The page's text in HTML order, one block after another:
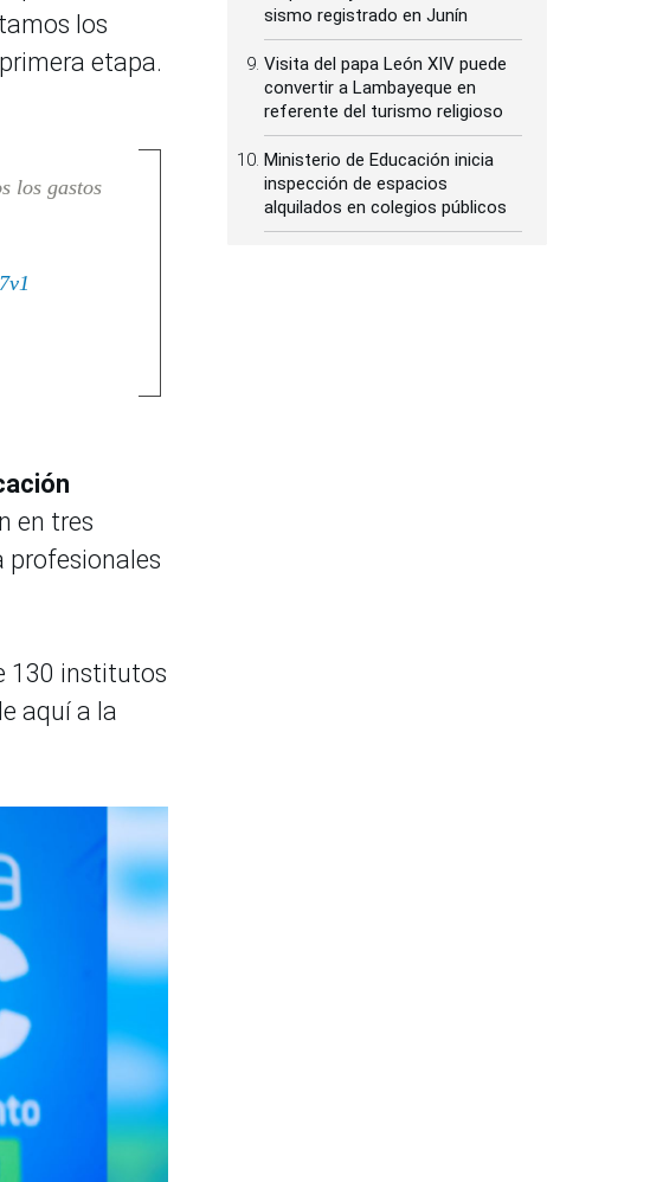
los
etapa.
los gastos
en tres
profesionales
130 institutos
aquí a la
sismo registrado en Junín
Visita del papa León XIV puede
convertir a Lambayeque en
referente del turismo religioso
Ministerio de Educación inicia
inspección de espacios
alquilados en colegios públicos